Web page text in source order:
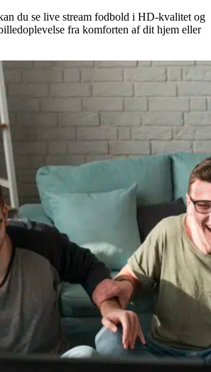
du se live stream fodbold i HD-kvalitet og
fra komforten af dit hjem eller